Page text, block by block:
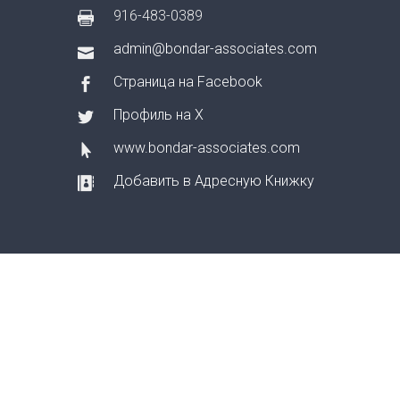
916-483-0389
admin@bondar-associates.com
Страница на Facebook
Профиль на X
www.bondar-associates.com
Добавить в Адресную Книжку